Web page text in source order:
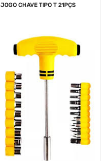
JOGO CHAVE TIPO T 21PÇS